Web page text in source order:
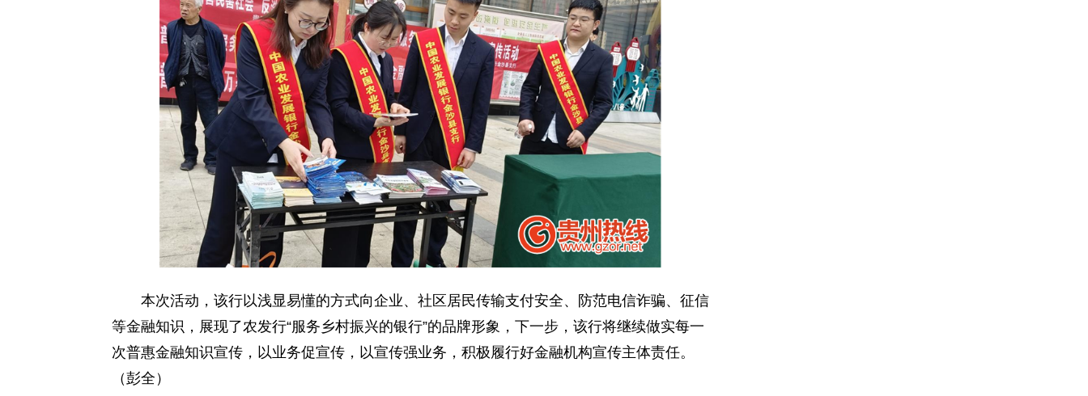
本次活动，该行以浅显易懂的方式向企业、社区居民传输支付安全、防范电信诈骗、征信
等金融知识，展现了农发行“服务乡村振兴的银行”的品牌形象，下一步，该行将继续做实每一
次普惠金融知识宣传，以业务促宣传，以宣传强业务，积极履行好金融机构宣传主体责任。
（彭全）